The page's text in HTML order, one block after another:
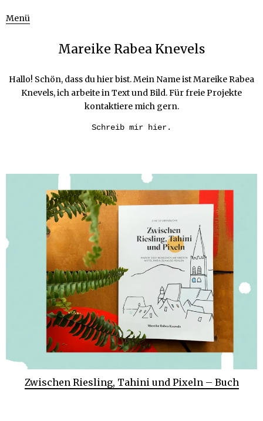
Menü
Mareike Rabea Knevels
Hallo! Schön, dass du hier bist. Mein Name ist Mareike Rabea
Knevels, ich arbeite in Text und Bild. Für freie Projekte
kontaktiere mich gern.
Schreib mir hier.
Zwischen Riesling, Tahini und Pixeln – Buch